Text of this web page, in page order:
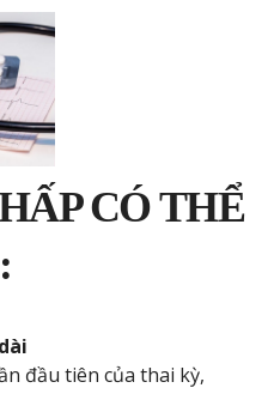
CÓ THỂ
đầu tiên của thai kỳ,